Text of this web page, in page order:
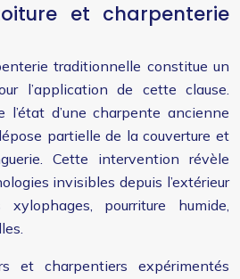
et charpenterie
traditionnelle constitue un
l’application de cette clause.
l’état d’une charpente ancienne
partielle de la couverture et
Cette intervention révèle
invisibles depuis l’extérieur
xylophages, pourriture humide,
et charpentiers expérimentés